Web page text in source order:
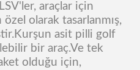
araçlar için
olarak tasarlanmış,
asit pilli golf
bir araç.Ve tek
olduğu için,